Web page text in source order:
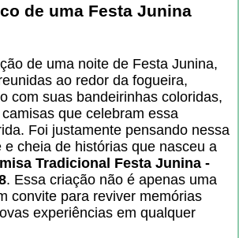
de uma Festa Junina
de uma noite de Festa Junina,
ao redor da fogueira,
com suas bandeirinhas coloridas,
que celebram essa
Foi justamente pensando nessa
e cheia de histórias que nasceu a
Tradicional Festa Junina -
. Essa criação não é apenas uma
convite para reviver memórias
experiências em qualquer